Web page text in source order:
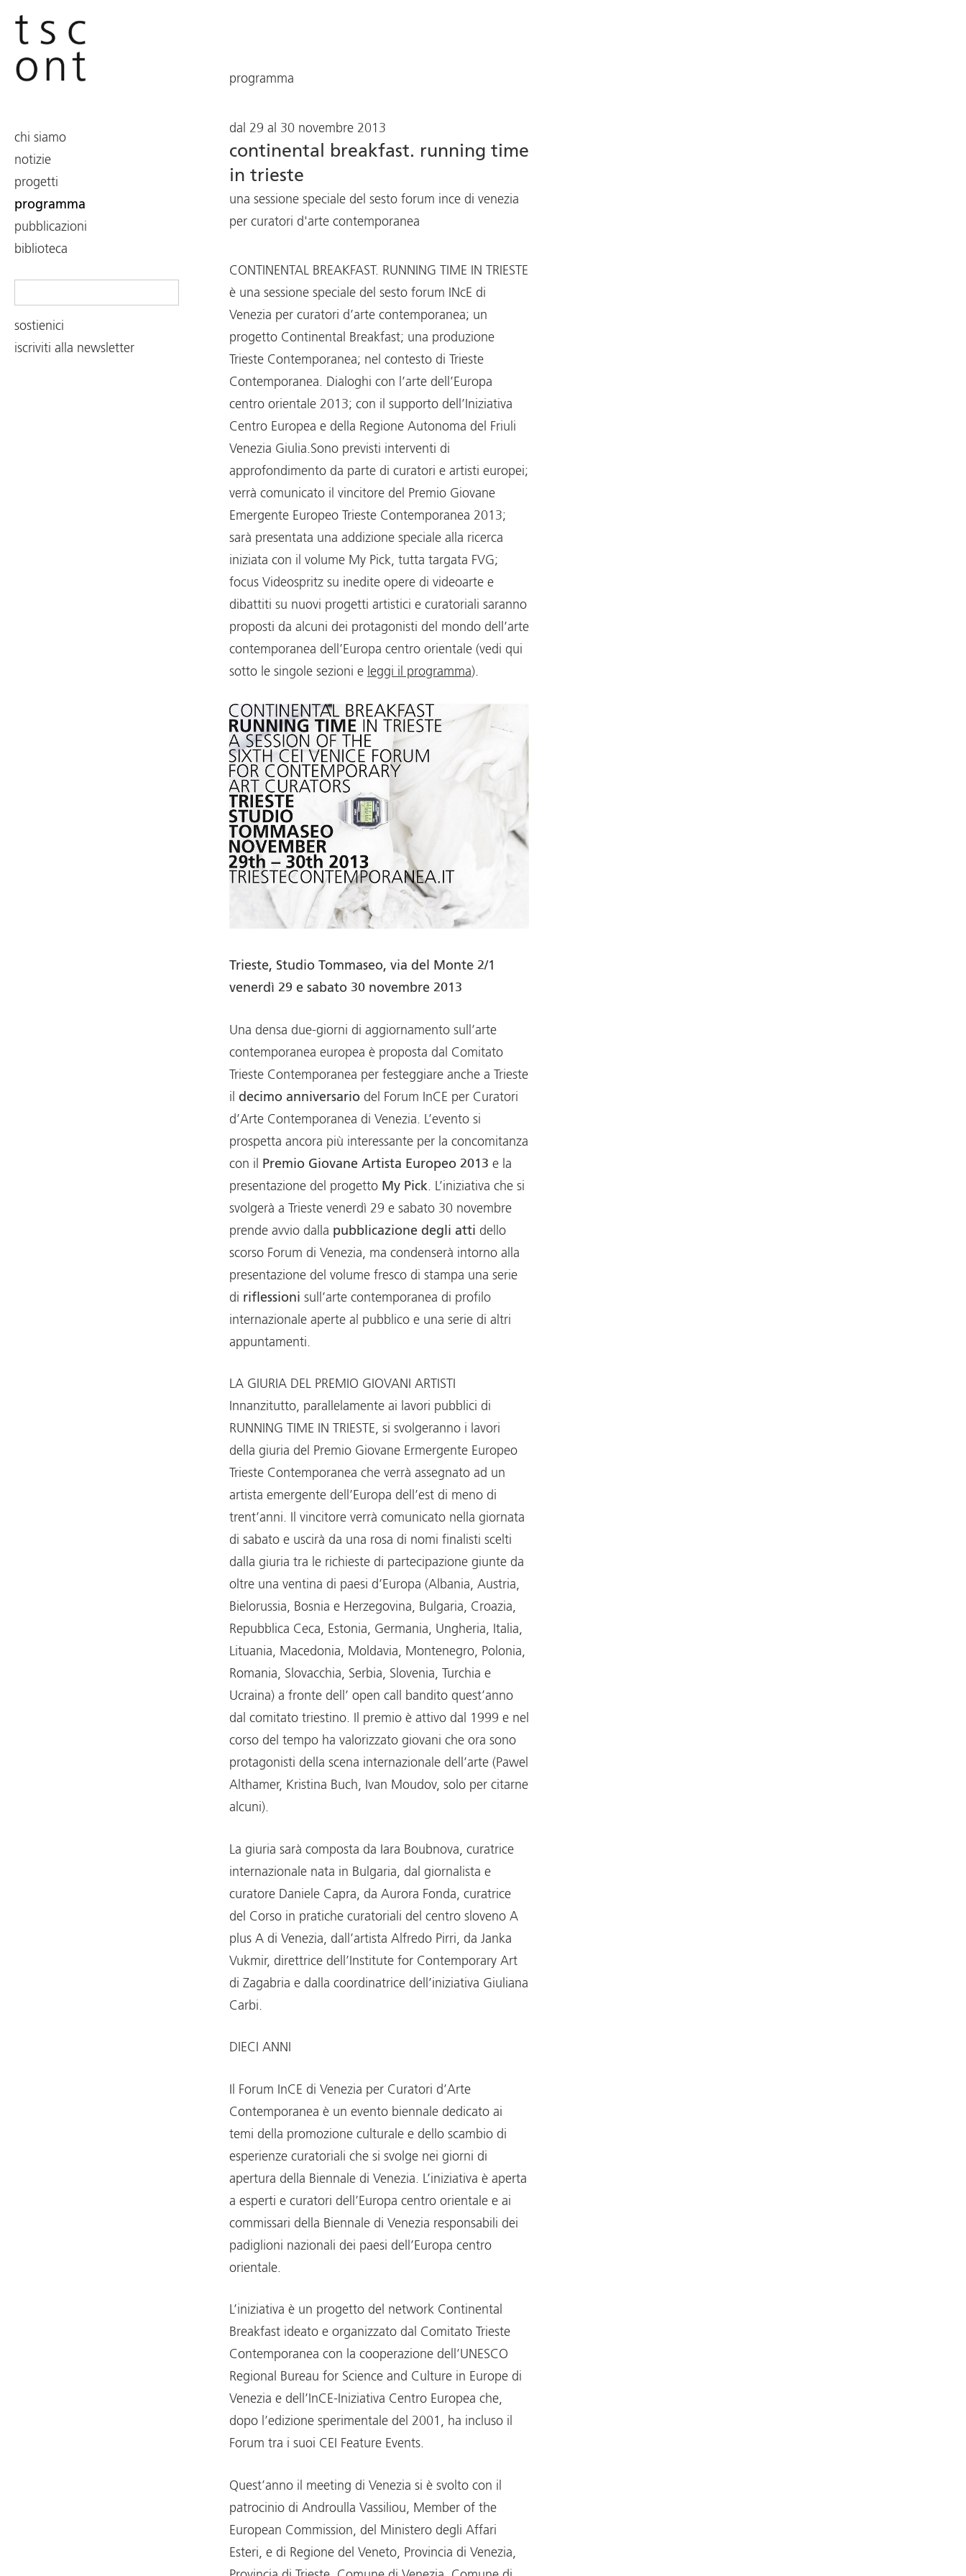
chi siamo
notizie
progetti
programma
pubblicazioni
biblioteca
sostienici
iscriviti alla newsletter
programma
dal 29 al 30 novembre 2013
continental breakfast. running time
in trieste
una sessione speciale del sesto forum ince di venezia
per curatori d'arte contemporanea
CONTINENTAL BREAKFAST. RUNNING TIME IN TRIESTE
è una sessione speciale del sesto forum INcE di
Venezia per curatori d’arte contemporanea; un
progetto Continental Breakfast; una produzione
Trieste Contemporanea; nel contesto di Trieste
Contemporanea. Dialoghi con l’arte dell’Europa
centro orientale 2013; con il supporto dell’Iniziativa
Centro Europea e della Regione Autonoma del Friuli
Venezia Giulia.Sono previsti interventi di
approfondimento da parte di curatori e artisti europei;
verrà comunicato il vincitore del Premio Giovane
Emergente Europeo Trieste Contemporanea 2013;
sarà presentata una addizione speciale alla ricerca
iniziata con il volume My Pick, tutta targata FVG;
focus Videospritz su inedite opere di videoarte e
dibattiti su nuovi progetti artistici e curatoriali saranno
proposti da alcuni dei protagonisti del mondo dell’arte
contemporanea dell’Europa centro orientale (vedi qui
sotto le singole sezioni e leggi il programma).
Trieste, Studio Tommaseo, via del Monte 2/1
venerdì 29 e sabato 30 novembre 2013
Una densa due-giorni di aggiornamento sull’arte
contemporanea europea è proposta dal Comitato
Trieste Contemporanea per festeggiare anche a Trieste
il decimo anniversario del Forum InCE per Curatori
d’Arte Contemporanea di Venezia. L’evento si
prospetta ancora più interessante per la concomitanza
con il
Premio Giovane Artista Europeo 2013 e la
presentazione del progetto My Pick . L’iniziativa che si
svolgerà a Trieste venerdì 29 e sabato 30 novembre
prende avvio dalla pubblicazione degli atti dello
scorso Forum di Venezia, ma condenserà intorno alla
presentazione del volume fresco di stampa una serie
di riflessioni sull’arte contemporanea di profilo
internazionale aperte al pubblico e una serie di altri
appuntamenti.
LA GIURIA DEL PREMIO GIOVANI ARTISTI
Innanzitutto, parallelamente ai lavori pubblici di
RUNNING TIME IN TRIESTE, si svolgeranno i lavori
della giuria del Premio Giovane Ermergente Europeo
Trieste Contemporanea che verrà assegnato ad un
artista emergente dell’Europa dell’est di meno di
trent’anni. Il vincitore verrà comunicato nella giornata
di sabato e uscirà da una rosa di nomi finalisti scelti
dalla giuria tra le richieste di partecipazione giunte da
oltre una ventina di paesi d’Europa (Albania, Austria,
Bielorussia, Bosnia e Herzegovina, Bulgaria, Croazia,
Repubblica Ceca, Estonia, Germania, Ungheria, Italia,
Lituania, Macedonia, Moldavia, Montenegro, Polonia,
Romania, Slovacchia, Serbia, Slovenia, Turchia e
Ucraina) a fronte dell’ open call bandito quest’anno
dal comitato triestino. Il premio è attivo dal 1999 e nel
corso del tempo ha valorizzato giovani che ora sono
protagonisti della scena internazionale dell’arte (Pawel
Althamer, Kristina Buch, Ivan Moudov, solo per citarne
alcuni).
La giuria sarà composta da Iara Boubnova, curatrice
internazionale nata in Bulgaria, dal giornalista e
curatore Daniele Capra, da Aurora Fonda, curatrice
del Corso in pratiche curatoriali del centro sloveno A
plus A di Venezia, dall’artista Alfredo Pirri, da Janka
Vukmir, direttrice dell’Institute for Contemporary Art
di Zagabria e dalla coordinatrice dell’iniziativa Giuliana
Carbi.
DIECI ANNI
Il Forum InCE di Venezia per Curatori d’Arte
Contemporanea è un evento biennale dedicato ai
temi della promozione culturale e dello scambio di
esperienze curatoriali che si svolge nei giorni di
apertura della Biennale di Venezia. L’iniziativa è aperta
a esperti e curatori dell’Europa centro orientale e ai
commissari della Biennale di Venezia responsabili dei
padiglioni nazionali dei paesi dell’Europa centro
orientale.
L’iniziativa è un progetto del network Continental
Breakfast ideato e organizzato dal Comitato Trieste
Contemporanea con la cooperazione dell’UNESCO
Regional Bureau for Science and Culture in Europe di
Venezia e dell’InCE-Iniziativa Centro Europea che,
dopo l’edizione sperimentale del 2001, ha incluso il
Forum tra i suoi CEI Feature Events.
Quest’anno il meeting di Venezia si è svolto con il
patrocinio di Androulla Vassiliou, Member of the
European Commission, del Ministero degli Affari
Esteri, e di Regione del Veneto, Provincia di Venezia,